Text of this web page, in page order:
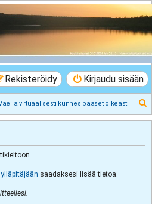
Kirjaudu sisään
Rekisteröidy
virtuaalisesti kunnes pääset oikeasti
saadaksesi lisää tietoa.